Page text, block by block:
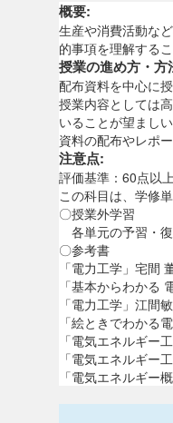
概要:
生産や消費活動な
的事項を理解する
授業の進め方・方
配布資料を中心に
授業内容としては
いることが望ましい
資料の配布やレポ
注意点:
評価基準：60点以
この科目は、学修
〇授業外学習
各単元の予習・
〇参考書
「電力工学」宅間
「基本からわかる
「電力工学」江間
「絵ときでわか
「電気エネルギー
「電気エネルギー
「電気エネルギー